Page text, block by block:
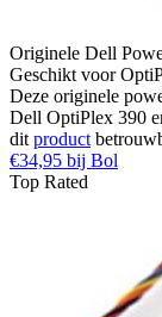
Originele Dell
Geschikt voor
Deze originele
Dell OptiPlex 390
dit product
€34,95 bij Bol
Top Rated